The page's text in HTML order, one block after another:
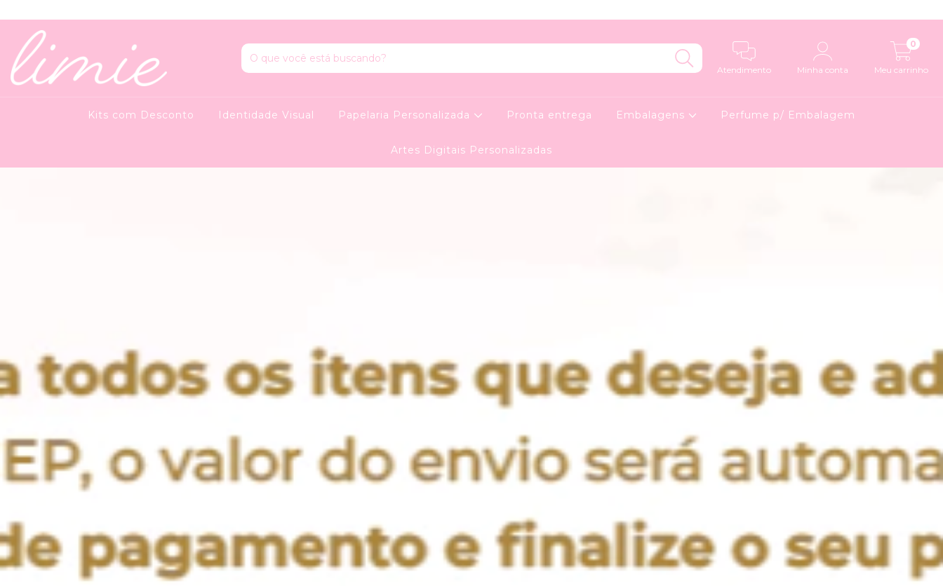
Atendimento Minha conta Meu carrinho
0
Kits com Desconto Identidade Visual Papelaria Personalizada Pronta entrega Embalagens Perfume p/ Embalagem
Artes Digitais Personalizadas